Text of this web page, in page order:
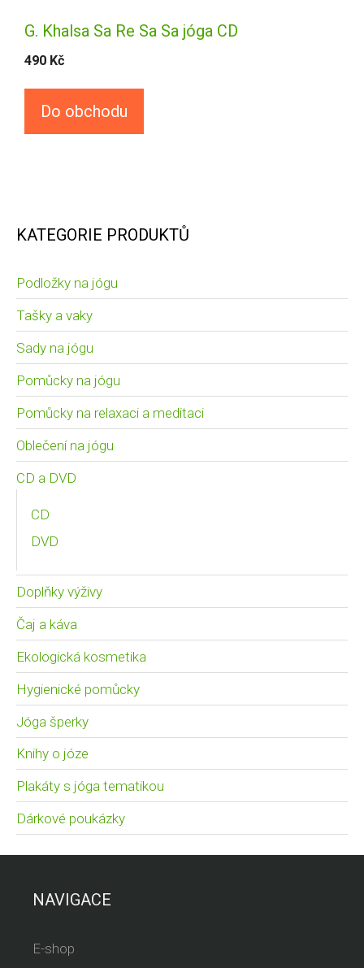
G. Khalsa Sa Re Sa Sa jóga CD
490 Kč
Do obchodu
KATEGORIE PRODUKTŮ
Podložky na jógu
Tašky a vaky
Sady na jógu
Pomůcky na jógu
Pomůcky na relaxaci a meditaci
Oblečení na jógu
CD a DVD
CD
DVD
Doplňky výživy
Čaj a káva
Ekologická kosmetika
Hygienické pomůcky
Jóga šperky
Knihy o józe
Plakáty s jóga tematikou
Dárkové poukázky
NAVIGACE
E-shop